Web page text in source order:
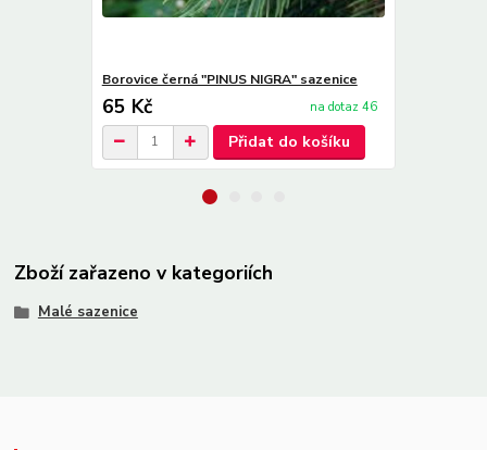
Borovice černá "PINUS NIGRA" sazenice
65 Kč na dotaz 46
Přidat do košíku
Zboží zařazeno v kategoriích
Malé sazenice